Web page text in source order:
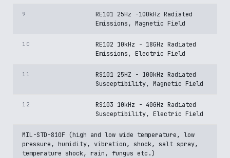
9
RE101 25Hz -100kHz Radiated
Emissions, Magnetic Field
10
RE102 10kHz - 18GHz Radiated
Emissions, Electric Field
11
RS101 25HZ - 100kHz Radiated
Susceptibility, Magnetic Field
12
RS103 10kHz - 40GHz Radiated
Susceptibility, Electric Field
MIL-STD-810F (high and low wide temperature, low
pressure, humidity, vibration, shock, salt spray,
temperature shock, rain, fungus etc.)